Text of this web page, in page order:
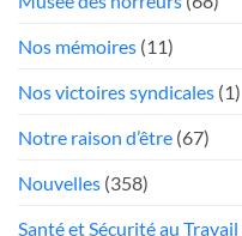
Nos mémoires (11)
Nos victoires syndicales (1)
Notre raison d’être (67)
Nouvelles (358)
Santé et Sécurité au Travail